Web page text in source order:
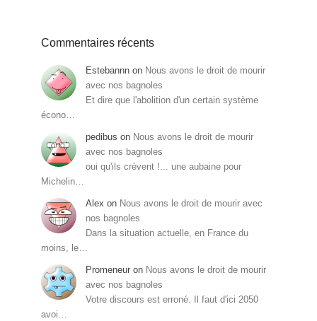
Commentaires récents
Estebannn on Nous avons le droit de mourir
avec nos bagnoles
Et dire que l'abolition d'un certain système
écono…
pedibus on Nous avons le droit de mourir
avec nos bagnoles
oui qu'ils crèvent !... une aubaine pour
Michelin…
Alex on Nous avons le droit de mourir avec
nos bagnoles
Dans la situation actuelle, en France du
moins, le…
Promeneur on Nous avons le droit de mourir
avec nos bagnoles
Votre discours est erroné. Il faut d'ici 2050
avoi…